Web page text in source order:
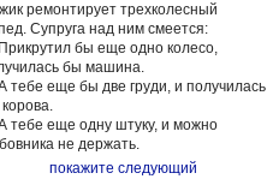
ремонтирует трехколесный
Супруга над ним смеется:
бы еще одно колесо,
бы машина.
тебе еще бы две груди, и получилась
тебе еще одну штуку, и можно
не держать.
покажите следующий